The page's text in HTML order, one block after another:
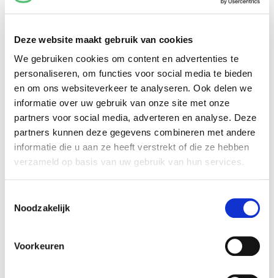
Deze website maakt gebruik van cookies
We gebruiken cookies om content en advertenties te
personaliseren, om functies voor social media te bieden
en om ons websiteverkeer te analyseren. Ook delen we
informatie over uw gebruik van onze site met onze
partners voor social media, adverteren en analyse. Deze
partners kunnen deze gegevens combineren met andere
informatie die u aan ze heeft verstrekt of die ze hebben
verzameld op basis van uw gebruik van hun services.
Noodzakelijk
Voorkeuren
hedendaagse kunst. Wil je het museum
exclusief afhuren? We ontvangen je graag
buiten openingstijd van het museum.
TwilightExperience
Bewonder het lichtprogramma in de
Skyspace van James Turrell in de maanden
februari, maart, oktober en november tijdens
zonsopgang en zonsondergang. De Twilight
Experience is alleen mogelijk op afspraak.
Neem hiervoor contact via